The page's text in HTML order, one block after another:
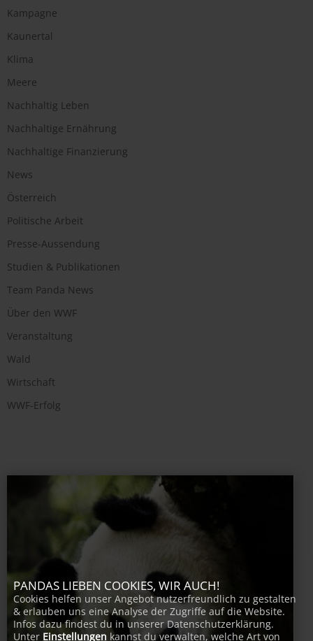
Kampagne
Kaunertal
Klima
Meere
Nachhaltig Leben
Nachhaltige Ernährung
Nachhaltige Finanzierung
News
Österreich
Politische Arbeit
Presse-Aussendung
Studien & Publikationen
Team Panda News
Über den WWF
Veranstaltung
Wald
Wirtschaft
WWF-Erfolg
PANDAS LIEBEN COOKIES, WIR AUCH!
Cookies helfen unser Angebot nutzerfreundlich zu gestalten
& erlauben uns eine Analyse der Zugriffe auf die Website.
Infos dazu findest du in unserer Datenschutzerklärung.
Unter Einstellungen kannst du verwalten, welche Art von